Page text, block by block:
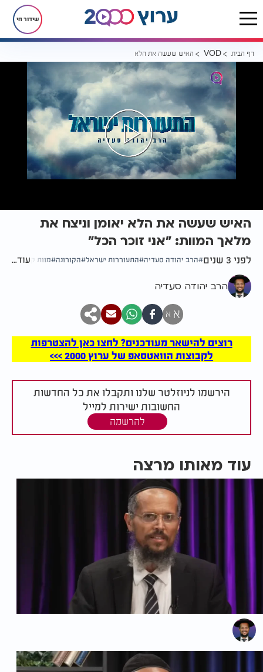
שידור חי
דף הבית VOD האיש שעשה את הלא יאומן וניצח את מלאך המוות: "אני זוכר הכל"
האיש שעשה את הלא יאומן וניצח את
מלאך המוות: "אני זוכר הכל"
לפני 3 שנים הרב יהודה סעדיה התעוררות ישראל הקורונה מוות קליני
עוד...
הרב יהודה סעדיה
א א
רוצים להישאר מעודכנים? לחצו כאן להצטרפות
לקבוצות הוואטסאפ של ערוץ 2000 >>>
הירשמו לניוזלטר שלנו ותקבלו את כל החדשות
החשובות ישירות למייל
להרשמה
עוד מאותו מרצה